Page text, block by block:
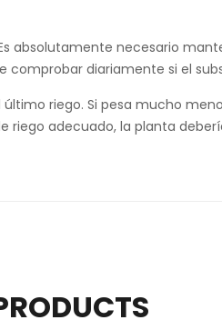
absolutamente necesario
comprobar diariamente si el
riego. Si pesa mucho
adecuado, la planta